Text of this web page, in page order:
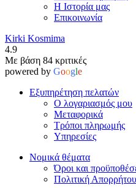
Η Ιστορία μας
Επικοινωνία
Kirki Kosmima
4.9
Με βάση 84 κριτικές
powered by Google
Εξυπηρέτηση πελατών
Ο λογαριασμός μου
Μεταφορικά
Τρόποι πληρωμής
Υπηρεσίες
Νομικά θέματα
Όροι και
Πολιτική Απορρήτου